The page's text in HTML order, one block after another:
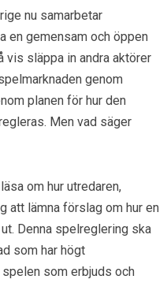
nu samarbetar
en gemensam och öppen
släppa in andra aktörer
genom
planen för hur den
Men vad säger
om hur utredaren,
att lämna förslag om hur en
Denna spelreglering ska
som har högt
som erbjuds och